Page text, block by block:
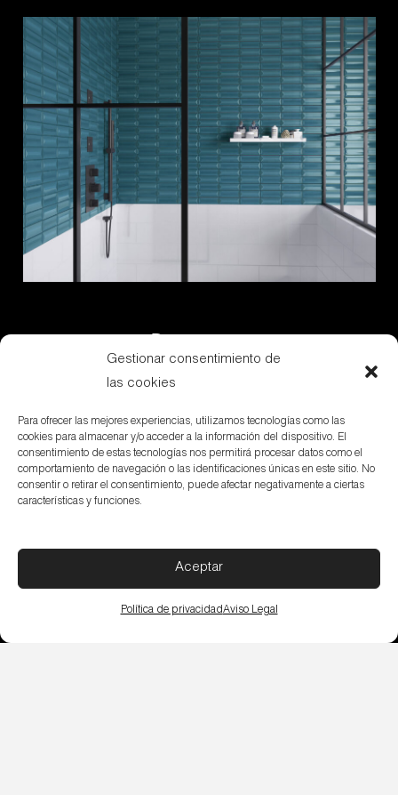
Gestionar consentimiento de
las cookies
Para ofrecer las mejores experiencias, utilizamos tecnologías como las
cookies para almacenar y/o acceder a la información del dispositivo. El
consentimiento de estas tecnologías nos permitirá procesar datos como el
comportamiento de navegación o las identificaciones únicas en este sitio. No
consentir o retirar el consentimiento, puede afectar negativamente a ciertas
características y funciones.
Aceptar
Política de privacidadAviso Legal
Descargas
DOP